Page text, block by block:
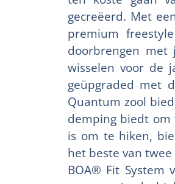
gecreëerd. Met
premium
doorbrengen
wisselen voor de
geüpgraded met
Quantum zool
demping biedt
is om te hiken,
het beste van
BOA® Fit System